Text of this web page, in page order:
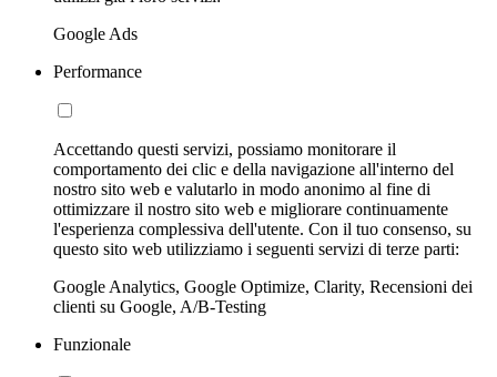
Google Ads
Performance
Accettando questi servizi, possiamo monitorare il
comportamento dei clic e della navigazione all'interno del
nostro sito web e valutarlo in modo anonimo al fine di
ottimizzare il nostro sito web e migliorare continuamente
l'esperienza complessiva dell'utente. Con il tuo consenso, su
questo sito web utilizziamo i seguenti servizi di terze parti:
Google Analytics, Google Optimize, Clarity, Recensioni dei
clienti su Google, A/B-Testing
Funzionale